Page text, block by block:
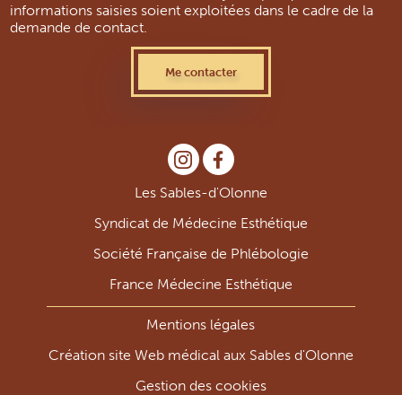
informations saisies soient exploitées dans le cadre de la
demande de contact.
Les Sables-d'Olonne
Syndicat de Médecine Esthétique
Société Française de Phlébologie
France Médecine Esthétique
Mentions légales
Création site Web médical aux Sables d'Olonne
Gestion des cookies